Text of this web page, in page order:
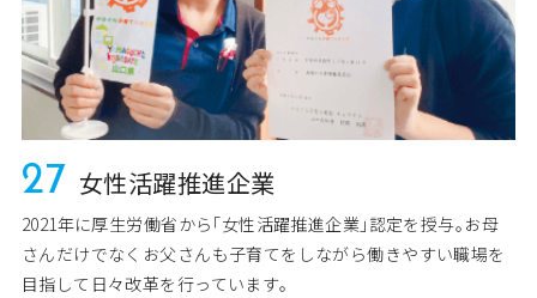
27 女性活躍推進企業
2021年に厚生労働省から｢女性活躍推進企業｣認定を授与｡お母
さんだけでなくお父さんも子育てをしながら働きやすい職場を
目指して日々改革を行っています｡